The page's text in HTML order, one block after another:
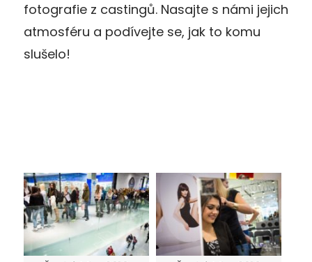
fotografie z castingů. Nasajte s námi jejich
atmosféru a podívejte se, jak to komu
slušelo!